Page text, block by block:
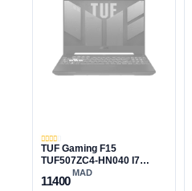
TUF Gaming F15
TUF507ZC4-HN040 I7
12700H|16GB|512GB|RTX
3050
11400
MAD